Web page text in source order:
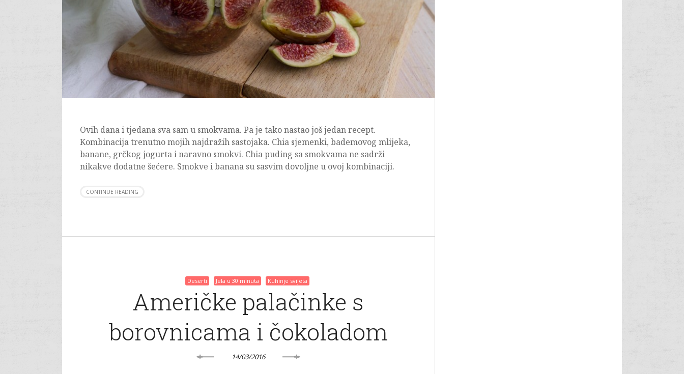
Ovih dana i tjedana sva sam u smokvama. Pa je tako nastao još jedan recept.
Kombinacija trenutno mojih najdražih sastojaka. Chia sjemenki, bademovog mlijeka,
banane, grčkog jogurta i naravno smokvi. Chia puding sa smokvama ne sadrži
nikakve dodatne šećere. Smokve i banana su sasvim dovoljne u ovoj kombinaciji.
CONTINUE READING
Deserti Jela u 30 minuta Kuhinje svijeta
Američke palačinke s
borovnicama i čokoladom
14/03/2016